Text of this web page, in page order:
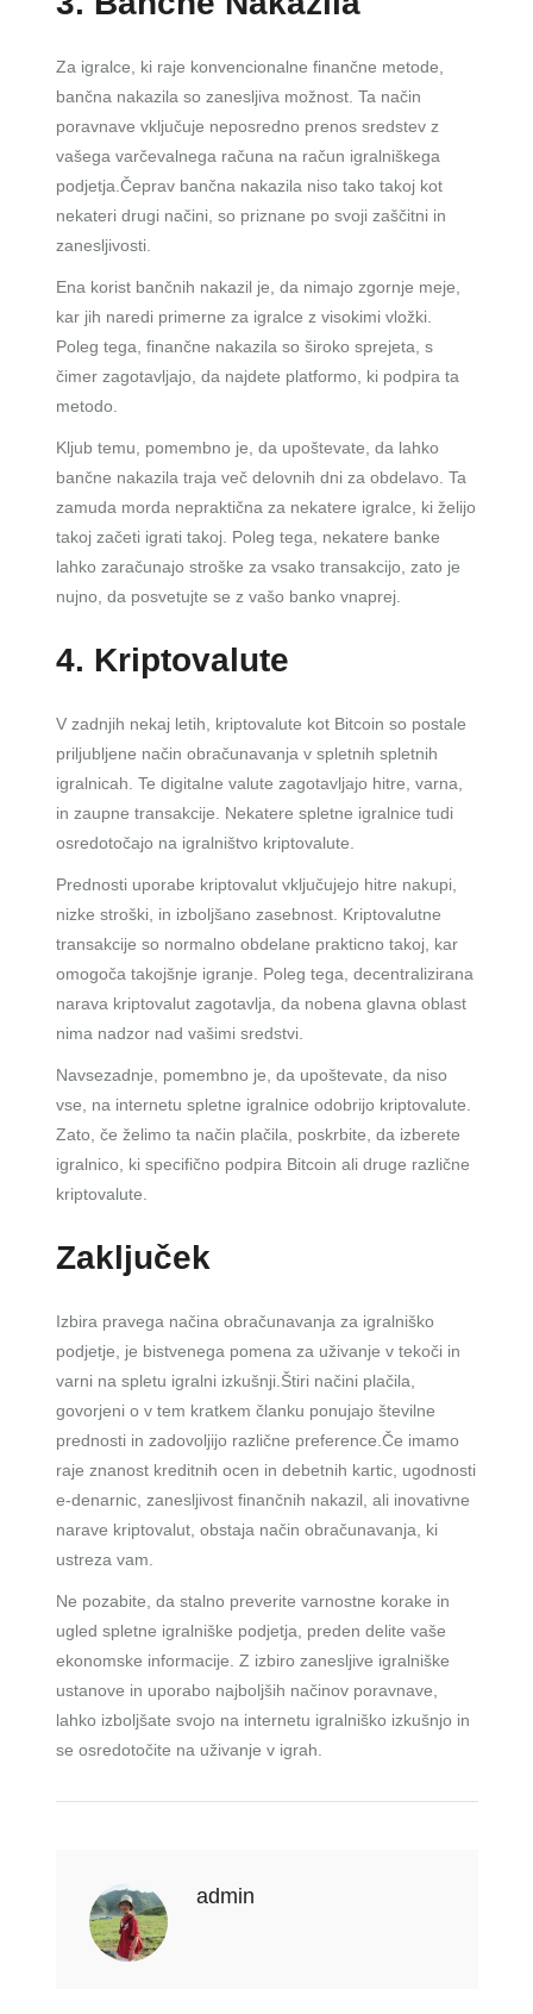
Za igralce, ki raje konvencionalne finančne metode,
bančna nakazila so zanesljiva možnost. Ta način
poravnave vključuje neposredno prenos sredstev z
vašega varčevalnega računa na račun igralniškega
podjetja.Čeprav bančna nakazila niso tako takoj kot
nekateri drugi načini, so priznane po svoji zaščitni in
zanesljivosti.
Ena korist bančnih nakazil je, da nimajo zgornje meje,
kar jih naredi primerne za igralce z visokimi vložki.
Poleg tega, finančne nakazila so široko sprejeta, s
čimer zagotavljajo, da najdete platformo, ki podpira ta
metodo.
Kljub temu, pomembno je, da upoštevate, da lahko
bančne nakazila traja več delovnih dni za obdelavo. Ta
zamuda morda nepraktična za nekatere igralce, ki želijo
takoj začeti igrati takoj. Poleg tega, nekatere banke
lahko zaračunajo stroške za vsako transakcijo, zato je
nujno, da posvetujte se z vašo banko vnaprej.
4. Kriptovalute
V zadnjih nekaj letih, kriptovalute kot Bitcoin so postale
priljubljene način obračunavanja v spletnih spletnih
igralnicah. Te digitalne valute zagotavljajo hitre, varna,
in zaupne transakcije. Nekatere spletne igralnice tudi
osredotočajo na igralništvo kriptovalute.
Prednosti uporabe kriptovalut vključujejo hitre nakupi,
nizke stroški, in izboljšano zasebnost. Kriptovalutne
transakcije so normalno obdelane prakticno takoj, kar
omogoča takojšnje igranje. Poleg tega, decentralizirana
narava kriptovalut zagotavlja, da nobena glavna oblast
nima nadzor nad vašimi sredstvi.
Navsezadnje, pomembno je, da upoštevate, da niso
vse, na internetu spletne igralnice odobrijo kriptovalute.
Zato, če želimo ta način plačila, poskrbite, da izberete
igralnico, ki specifično podpira Bitcoin ali druge različne
kriptovalute.
Zaključek
Izbira pravega načina obračunavanja za igralniško
podjetje, je bistvenega pomena za uživanje v tekoči in
varni na spletu igralni izkušnji.Štiri načini plačila,
govorjeni o v tem kratkem članku ponujajo številne
prednosti in zadovoljijo različne preference.Če imamo
raje znanost kreditnih ocen in debetnih kartic, ugodnosti
e-denarnic, zanesljivost finančnih nakazil, ali inovativne
narave kriptovalut, obstaja način obračunavanja, ki
ustreza vam.
Ne pozabite, da stalno preverite varnostne korake in
ugled spletne igralniške podjetja, preden delite vaše
ekonomske informacije. Z izbiro zanesljive igralniške
ustanove in uporabo najboljših načinov poravnave,
lahko izboljšate svojo na internetu igralniško izkušnjo in
se osredotočite na uživanje v igrah.
admin